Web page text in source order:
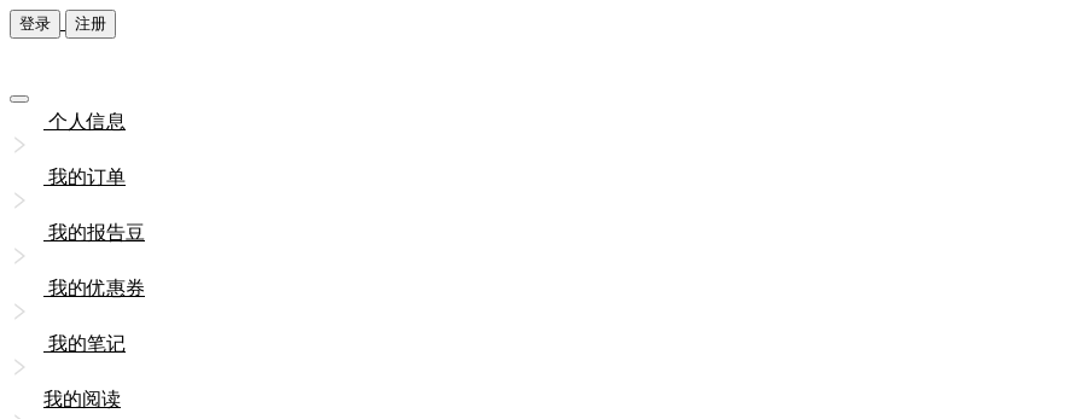
登录 注册
个人信息
我的订单
我的报告豆
我的优惠券
我的笔记
我的阅读